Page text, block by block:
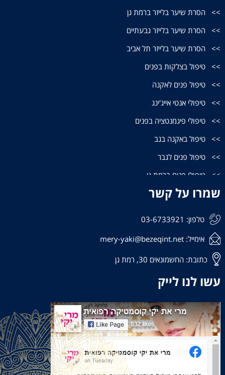
הסרת שיער בלייזר ברמת גן
הסרת שיער בלייזר גבעתיים
הסרת שיער בלייזר תל אביב
טיפול בצלקות בפנים
טיפול פנים לאקנה
טיפולי אנטי אייג'ינג
טיפולי פיגמנטציה בפנים
טיפול באקנה בגב
טיפול פנים לגבר
טיפולי פנים ברמת גן
טיפולי פנים בתל אביב
הבהרת כתמים בפנים
פוטותרפיה לפנים
שמרו על קשר
טלפון: 03-6733921
אימייל: mery-yaki@bezeqint.net
כתובת: החשמונאים 30, רמת גן
עשו לנו לייק